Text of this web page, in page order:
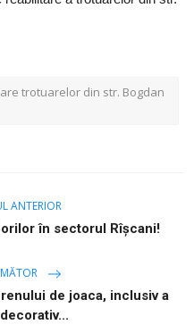
trotuarelor din str. Bogdan
ANTERIOR
în sectorul Rîșcani!
de joaca, inclusiv a